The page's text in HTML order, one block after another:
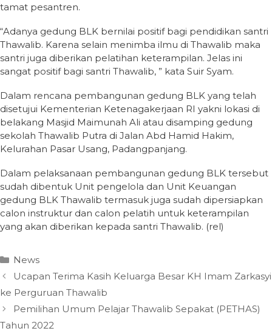
tamat pesantren.
“Adanya gedung BLK bernilai positif bagi pendidikan santri
Thawalib. Karena selain menimba ilmu di Thawalib maka
santri juga diberikan pelatihan keterampilan. Jelas ini
sangat positif bagi santri Thawalib, ” kata Suir Syam.
Dalam rencana pembangunan gedung BLK yang telah
disetujui Kementerian Ketenagakerjaan RI yakni lokasi di
belakang Masjid Maimunah Ali atau disamping gedung
sekolah Thawalib Putra di Jalan Abd Hamid Hakim,
Kelurahan Pasar Usang, Padangpanjang.
Dalam pelaksanaan pembangunan gedung BLK tersebut
sudah dibentuk Unit pengelola dan Unit Keuangan
gedung BLK Thawalib termasuk juga sudah dipersiapkan
calon instruktur dan calon pelatih untuk keterampilan
yang akan diberikan kepada santri Thawalib. (rel)
Categories
News
Ucapan Terima Kasih Keluarga Besar KH Imam Zarkasyi
ke Perguruan Thawalib
Pemilihan Umum Pelajar Thawalib Sepakat (PETHAS)
Tahun 2022